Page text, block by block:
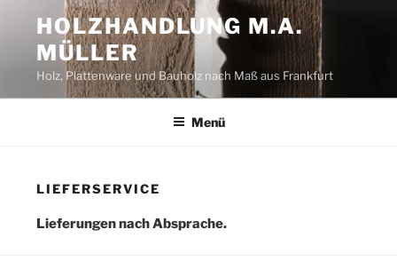
springen
HOLZHANDLUNG M.A.
MÜLLER
Holz, Plattenware und Bauholz nach Maß aus Frankfurt
Menü
LIEFERSERVICE
Lieferungen nach Absprache.